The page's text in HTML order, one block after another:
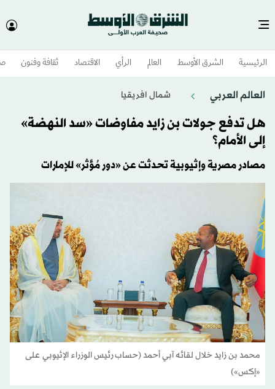
الرئيسية الشرق الأوسط​ العالم الرأي الاقتصاد ثقافة وفنون
العالم العربي شمال افريقيا
هل تدفع جولات بن زايد مفاوضات «سد النهضة»
إلى الأمام؟
مصادر مصرية وإثيوبية تحدثت عن «دور مُؤثر» للإمارات
محمد بن زايد خلال لقائه آبي أحمد (حساب رئيس الوزراء الإثيوبي على
«إكس»)